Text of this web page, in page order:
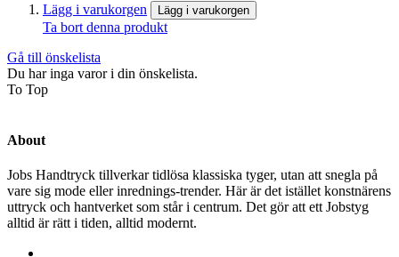
Lägg i varukorgen Lägg i varukorgen
Ta bort denna produkt
Gå till önskelista
Du har inga varor i din önskelista.
To Top
About
Jobs Handtryck tillverkar tidlösa klassiska tyger, utan att snegla på
vare sig mode eller inrednings-trender. Här är det istället konstnärens
uttryck och hantverket som står i centrum. Det gör att ett Jobstyg
alltid är rätt i tiden, alltid modernt.